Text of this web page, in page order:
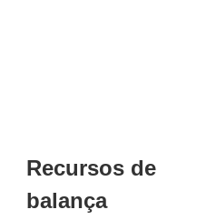
Recursos de
balança